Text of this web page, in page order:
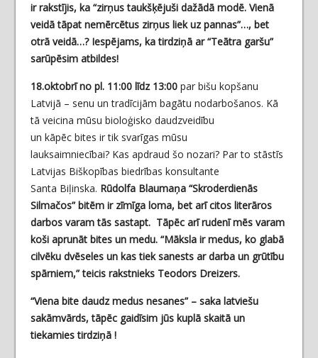
ir rakstījis, ka “zirņus taukšķējuši dažādā modē. Vienā
veidā tāpat nemērcētus zirņus liek uz pannas”…, bet
otrā veidā…? Iespējams, ka tirdziņā ar “Teātra garšu”
sarūpēsim atbildes!
18.oktobrī no pl. 11:00 līdz 13:00par bišu kopšanu
Latvijā – senu un tradīcijām bagātu nodarbošanos. Kā
tā veicina mūsu bioloģisko daudzveidību
un kāpēc bites ir tik svarīgas mūsu
lauksaimniecībai? Kas apdraud šo nozari? Par to stāstīs
Latvijas Biškopības biedrības konsultante
Santa Biļinska. Rūdolfa Blaumaņa “Skroderdienās
Silmačos” bitēm ir zīmīga loma, bet arī citos literāros
darbos varam tās sastapt. Tāpēc arī rudenī mēs varam
koši aprunāt bites un medu. “Māksla ir medus, ko glabā
cilvēku dvēseles un kas tiek sanests ar darba un grūtību
spārniem,” teicis rakstnieks Teodors Dreizers.
“Viena bite daudz medus nesanes” – saka latviešu
sakāmvārds, tāpēc gaidīsim jūs kuplā skaitā un
tiekamies tirdziņā !